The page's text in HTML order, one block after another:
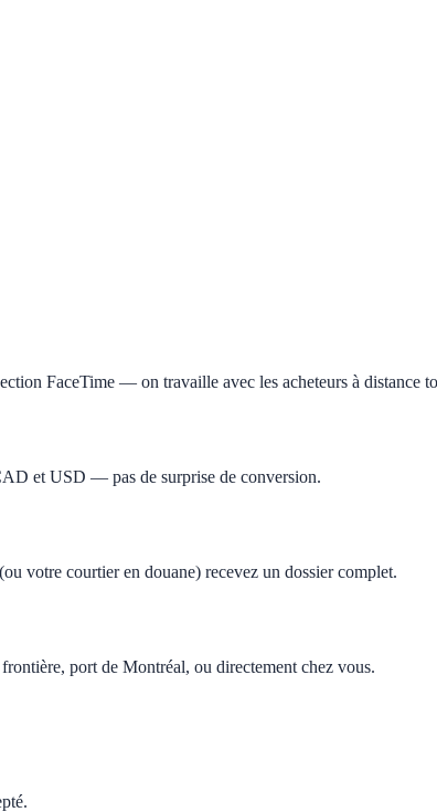
FaceTime — on travaille avec les acheteurs à distance
et USD — pas de surprise de conversion.
votre courtier en douane) recevez un dossier complet.
port de Montréal, ou directement chez vous.